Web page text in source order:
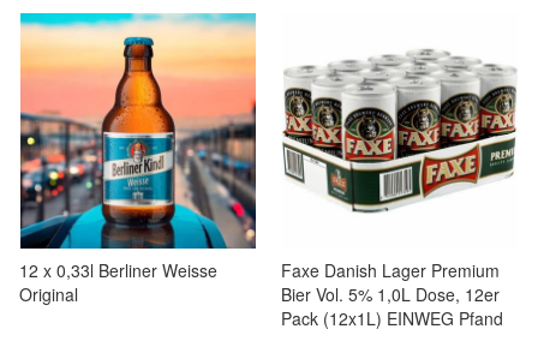
12 x 0,33l Berliner Weisse
Original
Faxe Danish Lager Premium
Bier Vol. 5% 1,0L Dose, 12er
Pack (12x1L) EINWEG Pfand